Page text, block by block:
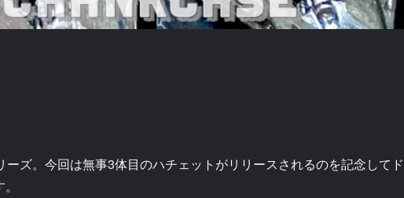
ーズ。今回は無事3体目のハチェットがリリースされるのを記念して